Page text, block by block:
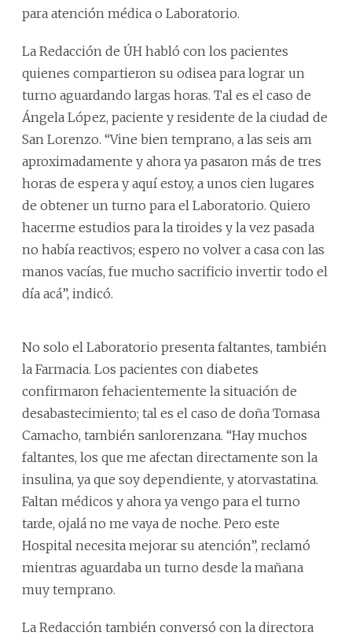
para atención médica o Laboratorio.
La Redacción de ÚH habló con los pacientes
quienes compartieron su odisea para lograr un
turno aguardando largas horas. Tal es el caso de
Ángela López, paciente y residente de la ciudad de
San Lorenzo. “Vine bien temprano, a las seis am
aproximadamente y ahora ya pasaron más de tres
horas de espera y aquí estoy, a unos cien lugares
de obtener un turno para el Laboratorio. Quiero
hacerme estudios para la tiroides y la vez pasada
no había reactivos; espero no volver a casa con las
manos vacías, fue mucho sacrificio invertir todo el
día acá”, indicó.
No solo el Laboratorio presenta faltantes, también
la Farmacia. Los pacientes con diabetes
confirmaron fehacientemente la situación de
desabastecimiento; tal es el caso de doña Tomasa
Camacho, también sanlorenzana. “Hay muchos
faltantes, los que me afectan directamente son la
insulina, ya que soy dependiente, y atorvastatina.
Faltan médicos y ahora ya vengo para el turno
tarde, ojalá no me vaya de noche. Pero este
Hospital necesita mejorar su atención”, reclamó
mientras aguardaba un turno desde la mañana
muy temprano.
La Redacción también conversó con la directora